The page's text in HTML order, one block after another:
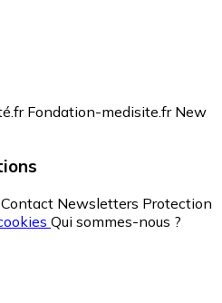
Fondation-medisite.fr New
Contact Newsletters Protection
Qui sommes-nous ?